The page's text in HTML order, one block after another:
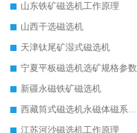
山东铁矿磁选机工作原理
山西干选磁选机
天津钛尾矿湿式磁选机
宁夏平板磁选机选矿规格参数
新疆永磁铁矿磁选机
西藏筒式磁选机永磁体磁系设计
江苏河沙磁选机工作原理